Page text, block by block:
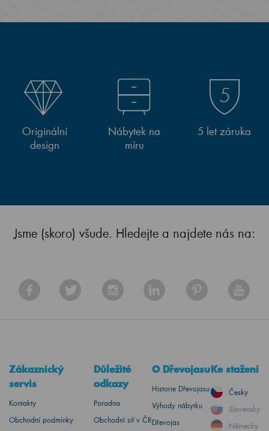
Originální
design
Nábytek na
míru
5 let záruka
Jsme (skoro) všude. Hledejte a najdete nás na:
Zákaznický
servis
Kontakty
Obchodní podmínky
Důležité
odkazy
Poradna
Obchodní síť v ČR
O Dřevojasu
Historie Dřevojasu
Výhody nábytku
Dřevojas
Ke stažení
Česky
Slovensky
Německy